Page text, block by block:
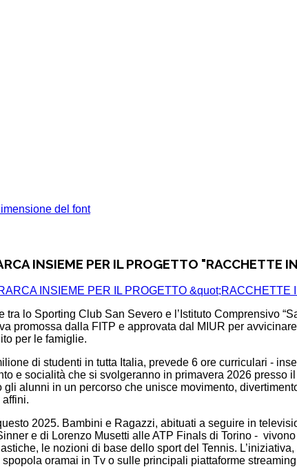
del font
INSIEME PER IL PROGETTO "RACCHETTE
lo Sporting Club San Severo e l’Istituto Comprensivo
promossa dalla FITP e approvata dal MIUR per
per le famiglie.
di studenti in tutta Italia, prevede 6 ore curriculari -
e socialità che si svolgeranno in primavera 2026 presso
alunni in un percorso che unisce movimento,
2025. Bambini e Ragazzi, abituati a seguire in
e di Lorenzo Musetti alle ATP Finals di Torino -
le nozioni di base dello sport del Tennis.
oramai in Tv o sulle principali piattaforme